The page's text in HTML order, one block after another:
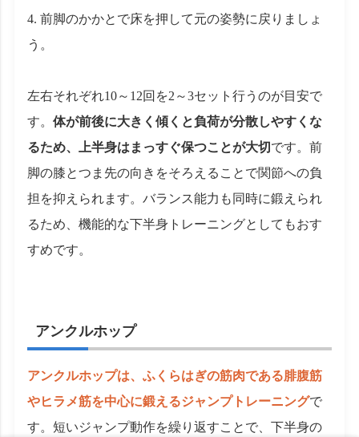
前脚のかかとで床を押して元の姿勢に戻りましょ
う。
左右それぞれ10～12回を2～3セット行うのが目安で
す。体が前後に大きく傾くと負荷が分散しやすくな
るため、上半身はまっすぐ保つことが大切 です。前
脚の膝とつま先の向きをそろえることで関節への負
担を抑えられます。バランス能力も同時に鍛えられ
るため、機能的な下半身トレーニングとしてもおす
すめです。
アンクルホップ
アンクルホップは、ふくらはぎの筋肉である腓腹筋
やヒラメ筋を中心に鍛えるジャンプトレーニングで
す。短いジャンプ動作を繰り返すことで、下半身の